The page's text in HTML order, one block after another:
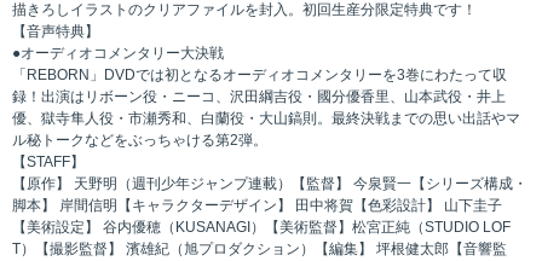
描きろしイラストのクリアファイルを封入。初回生産分限定特典です！
【音声特典】
●オーディオコメンタリー大決戦
「REBORN」DVDでは初となるオーディオコメンタリーを3巻にわたって収
録！出演はリボーン役・ニーコ、沢田綱吉役・國分優香里、山本武役・井上
優、獄寺隼人役・市瀬秀和、白蘭役・大山鎬則。最終決戦までの思い出話やマ
ル秘トークなどをぶっちゃける第2弾。
【STAFF】
【原作】 天野明（週刊少年ジャンプ連載）【監督】 今泉賢一【シリーズ構成・
脚本】 岸間信明【キャラクターデザイン】 田中将賀【色彩設計】 山下圭子
【美術設定】 谷内優穂（KUSANAGI）【美術監督】松宮正純（STUDIO LOF
T）【撮影監督】 濱雄紀（旭プロダクション）【編集】 坪根健太郎【音響監